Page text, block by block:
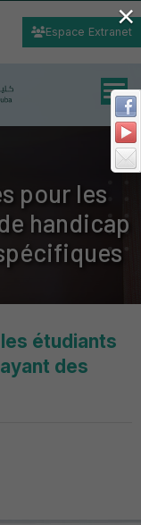
Espace Extranet
pour les
handicap
étudiants
des
×